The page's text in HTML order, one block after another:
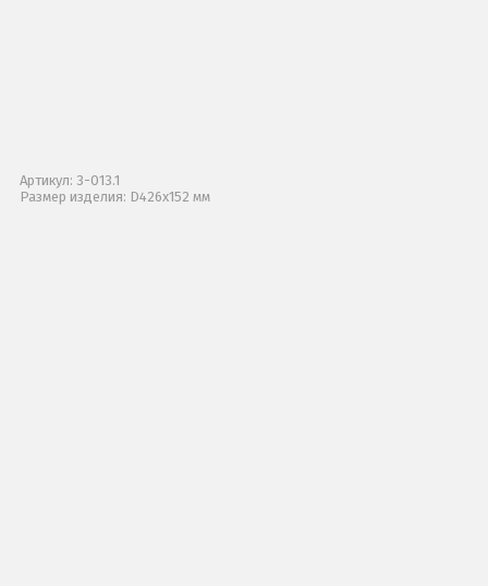
Артикул: 3-013.1
Размер изделия: D426х152 мм